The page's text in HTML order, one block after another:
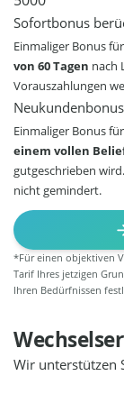
Sofortbonus
Einmaliger Bonus
von 60 Tagen nach
Vorauszahlungen
Einmaliger Bonus
einem vollen
gutgeschrieben
nicht gemindert.
*Für einen objektiven
Tarif Ihres jetzigen
Ihren Bedürfnissen
Wir unterstützen